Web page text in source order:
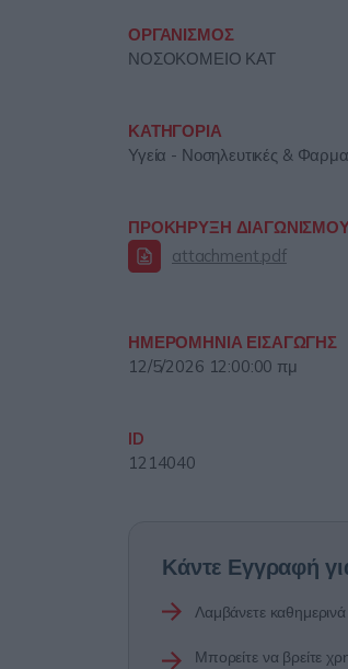
ΟΡΓΑΝΙΣΜΟΣ
ΝΟΣΟΚΟΜΕΙΟ ΚΑΤ
ΚΑΤΗΓΟΡΙΑ
Υγεία - Νοσηλευτικές &
ΠΡΟΚΗΡΥΞΗ
attachment.pdf
ΗΜΕΡΟΜΗΝΙΑ ΕΙΣΑΓΩΓΗΣ
12/5/2026 12:00:00 πμ
ID
1214040
Κάντε Εγγραφή
Λαμβάνετε
Μπορείτε να βρείτε